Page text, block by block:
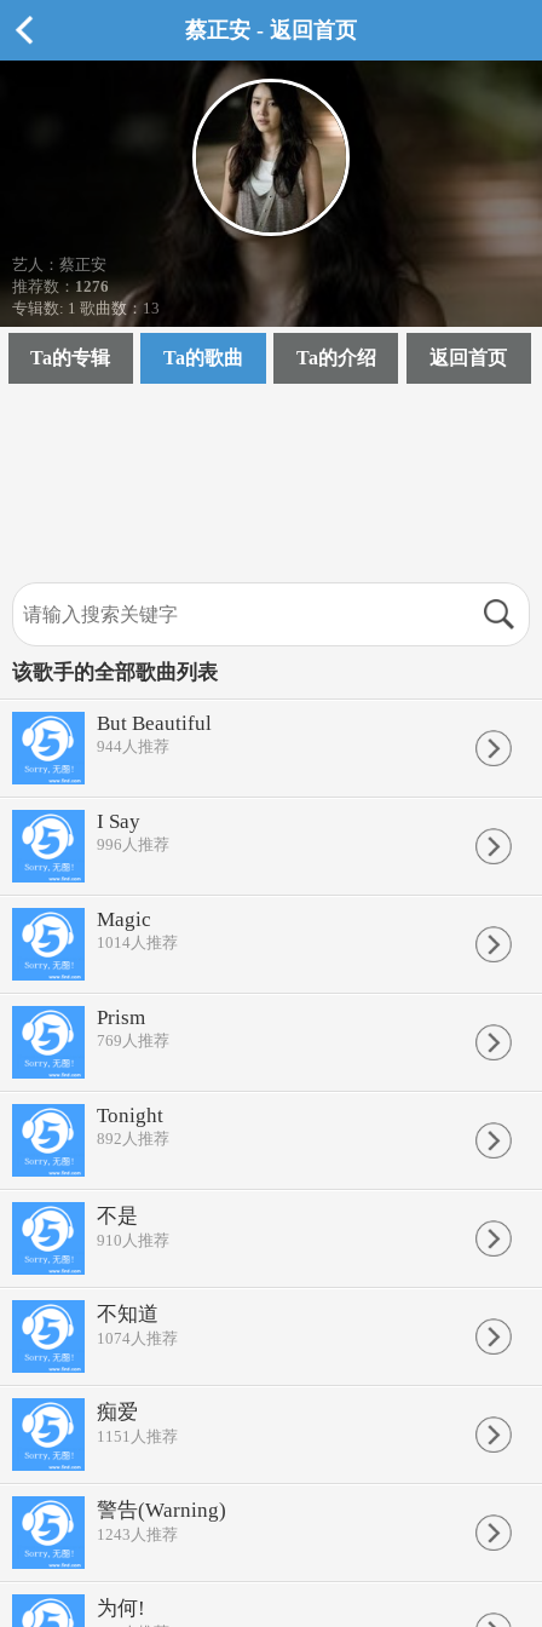
蔡正安 - 返回首页
艺人：蔡正安
推荐数： 1276
专辑数: 1 歌曲数：13
Ta的专辑 Ta的歌曲 Ta的介绍 返回首页
该歌手的全部歌曲列表
But Beautiful
944人推荐
I Say
996 人推荐
Magic
1014人推荐
Prism
769 人推荐
Tonight
892 人推荐
不是
910 人推荐
不知道
1074人推荐
痴爱
1151 人推荐
警告(Warning)
1243 人推荐
为何!